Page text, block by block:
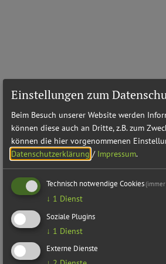
Einstellungen zum
Beim Besuch unserer Website werden
können diese auch an Dritte, z.B. zum
können die hier vorgenommenen
Datenschutzerklärung / Impressum.
Technisch notwendige Cookies
↓ 1 Dienst
Soziale Plugins
↓ 1 Dienst
Externe Dienste